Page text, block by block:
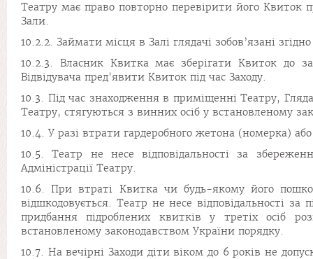
Театру має право повторно перевірити його Квиток
Зали.
10.2.2. Займати місця в Залі глядачі зобов’язані
10.2.3. Власник Квитка має зберігати Квиток до
Відвідувача пред'явити Квиток під час Заходу.
10.3. Під час знаходження в приміщенні Театру,
Театру, стягуються з винних осіб у встановленому
10.4. У разі втрати гардеробного жетона (номерка)
10.5. Театр не несе відповідальності за
Адміністрації Театру.
10.6. При втраті Квитка чи будь-якому його
відшкодовується. Театр не несе відповідальності
придбання підроблених квитків у третіх осіб
встановленому законодавством України порядку.
10.7. На вечірні Заходи діти віком до 6 років не